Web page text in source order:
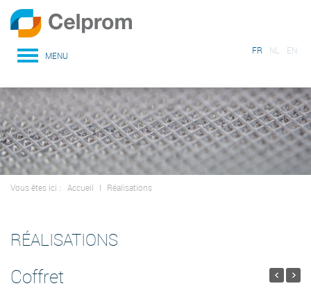
MENU FR NL EN
Vous êtes ici : Accueil I Réalisations
RÉALISATIONS
Coffret